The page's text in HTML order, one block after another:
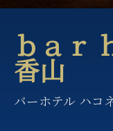
ｂａｒ
香山
バーホテル ハコ